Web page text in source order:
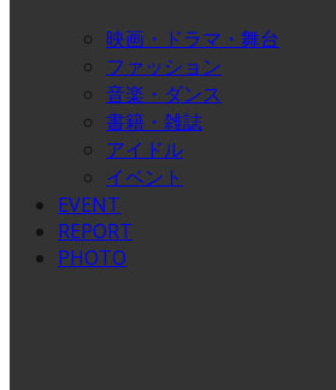
映画・ドラマ・舞台
ファッション
音楽・ダンス
書籍・雑誌
アイドル
イベント
EVENT
REPORT
PHOTO